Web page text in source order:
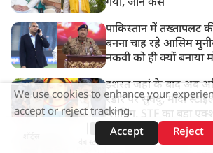
पाकिस्तान में तख्तापलट
बनना चाह रहे आसिम
नकवी को ही क्यों बनाया
इशरत जहां के बाद अब
रडार पर सुवेंदु, मोदी
प्लानिंग, STF का बड़ा
'1857 जैसी होगी
वेब स्टोरीज़
We use cookies to enhance your
accept or reject tracking.
Accept
Reject